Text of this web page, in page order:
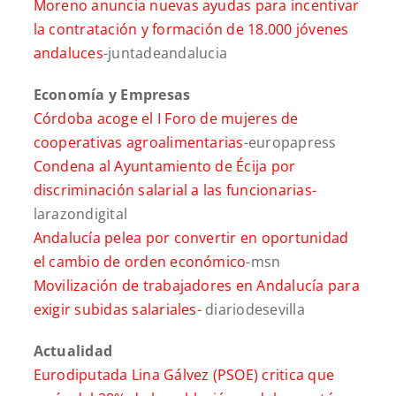
Moreno anuncia nuevas ayudas para incentivar
la contratación y formación de 18.000 jóvenes
andaluces-juntadeandalucia
Economía y Empresas
Córdoba acoge el I Foro de mujeres de
cooperativas agroalimentarias-europapress
Condena al Ayuntamiento de Écija por
discriminación salarial a las funcionarias-
larazondigital
Andalucía pelea por convertir en oportunidad
el cambio de orden económico-msn
Movilización de trabajadores en Andalucía para
exigir subidas salariales- diariodesevilla
Actualidad
Eurodiputada Lina Gálvez (PSOE) critica que